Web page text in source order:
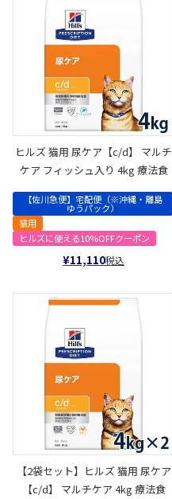
ヒルズ 猫用 尿ケア【c/d】 マルチ
ケア フィッシュ入り 4kg 療法食
【佐川急便】宅配便（※沖縄・離島
ゆうパック）
猫用
ヒルズに使える10%OFFクーポン
¥11,110税込
【2袋セット】ヒルズ 猫用 尿ケア
【c/d】 マルチケア 4kg 療法食